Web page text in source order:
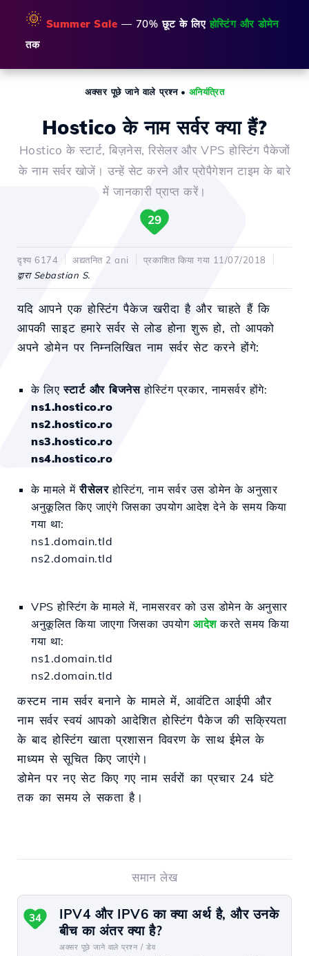
🌞 Summer Sale — 70% छूट के लिएहोस्टिंग और डोमेन
तक
अक्सर पूछे जाने वाले प्रश्न• अनियंत्रित
Hostico के नाम सर्वर क्या हैं?
Hostico के स्टार्ट, बिज़नेस, रिसेलर और VPS होस्टिंग पैकेजों
के नाम सर्वर खोजें। उन्हें सेट करने और प्रोपैगेशन टाइम के बारे
में जानकारी प्राप्त करें।
29
दृश्य 6174 अद्यतनित 2 ani
प्रकाशित किया गया 11/07/2018
द्वारा Sebastian S.
यदि आपने एक होस्टिंग पैकेज खरीदा है और चाहते हैं कि
आपकी साइट हमारे सर्वर से लोड होना शुरू हो, तो आपको
अपने डोमेन पर निम्नलिखित नाम सर्वर सेट करने होंगे:
के लिएस्टार्ट और बिजनेसहोस्टिंग प्रकार, नामसर्वर होंगे:
ns1.hostico.ro
ns2.hostico.ro
ns3.hostico.ro
ns4.hostico.ro
के मामले मेंरीसेलरहोस्टिंग, नाम सर्वर उस डोमेन के अनुसार
अनुकूलित किए जाएंगे जिसका उपयोग आदेश देने के समय किया
गया था:
ns1.domain.tld
ns2.domain.tld
VPS होस्टिंग के मामले में, नामसरवर को उस डोमेन के अनुसार
अनुकूलित किया जाएगा जिसका उपयोग आदेशकरते समय किया
गया था:
ns1.domain.tld
ns2.domain.tld
कस्टम नाम सर्वर बनाने के मामले में, आवंटित आईपी और
नाम सर्वर स्वयं आपको आदेशित होस्टिंग पैकेज की सक्रियता
के बाद होस्टिंग खाता प्रशासन विवरण के साथ ईमेल के
माध्यम से सूचित किए जाएंगे।
डोमेन पर नए सेट किए गए नाम सर्वरों का प्रचार 24 घंटे
तक का समय ले सकता है।
समान लेख
IPV4 और IPV6 का क्या अर्थ है, और उनके
बीच का अंतर क्या है?
अक्सर पूछे जाने वाले प्रश्न / डेव
34